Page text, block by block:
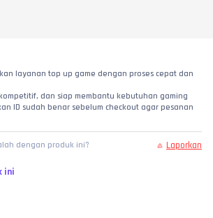
layanan top up game dengan proses cepat dan
dan siap membantu kebutuhan gaming
ID sudah benar sebelum checkout agar pesanan
dengan produk ini? Laporkan
ini